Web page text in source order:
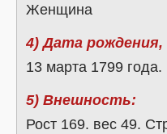
Женщина
4) Дата рождения,
13 марта 1799 года.
5) Внешность:
Рост 169. вес 49.